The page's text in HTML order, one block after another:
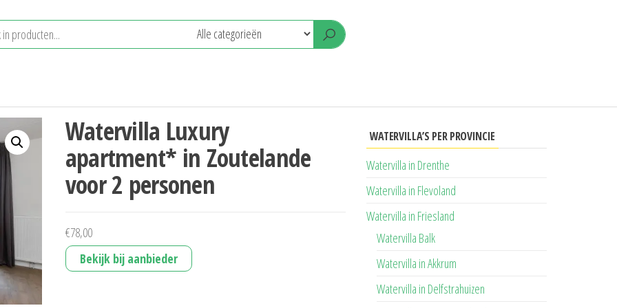
Watervilla Luxury
apartment* in Zoutelande
voor 2 personen
€78,00
Bekijk bij aanbieder
WATERVILLA’S PER PROVINCIE
Watervilla in Drenthe
Watervilla in Flevoland
Watervilla in Friesland
Watervilla Balk
Watervilla in Akkrum
Watervilla in Delfstrahuizen